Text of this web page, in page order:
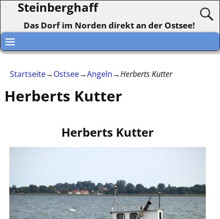
Steinberghaff
Das Dorf im Norden direkt an der Ostsee!
Startseite→Ostsee→Angeln→Herberts Kutter
Herberts Kutter
Herberts Kutter